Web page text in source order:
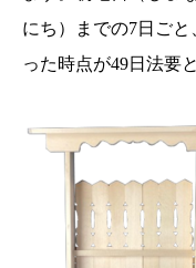
にち）までの7日ご
った時点が49日法要